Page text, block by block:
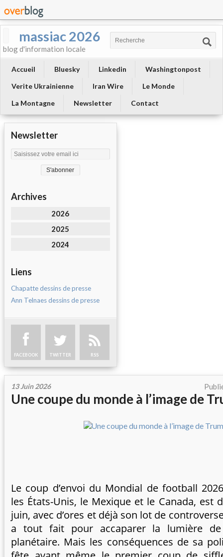
massiac 2026
blog d'information locale
Accueil Bluesky Linkedin
Washingtonpost
Verite Ukrainienne
Iran Wire
Le Monde
La Montagne
Newsletter Contact
Newsletter
Archives
2026
2025
2024
Liens
Chapatte dessins de presse
Ann Telnaes dessins de presse
FACEBOOK TWITTER RSS
13 Juin 2026
Une coupe du monde à l’image de
Le coup d’envoi du Mondial de football
les États-Unis, le Mexique et le Canada, est
juin, avec d’ores et déjà son lot de
a tout fait pour accaparer la lumière de
planétaire. Mais les conséquences de sa